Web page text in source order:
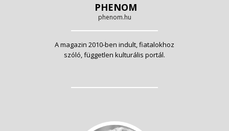
PHENOM
phenom.hu
A magazin 2010-ben indult, fiatalokhoz
szóló, független kulturális portál.